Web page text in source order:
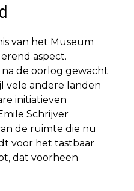
van het Museum
aspect.
de oorlog gewacht
vele andere landen
initiatieven
Schrijver
de ruimte die nu
voor het tastbaar
dat voorheen